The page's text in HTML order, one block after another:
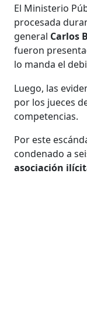
El Ministerio
procesada
general Carlos
fueron
lo manda el
Luego, las
por los jueces
competencias.
Por este
condenado a
asociación